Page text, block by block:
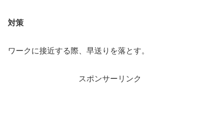
対策
ワークに接近する際、早送りを落とす。
スポンサーリンク